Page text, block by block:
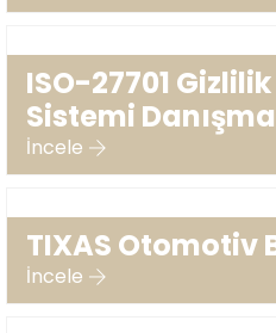
ISO-27701
Sistemi
İncele
TIXAS Otomotiv
İncele